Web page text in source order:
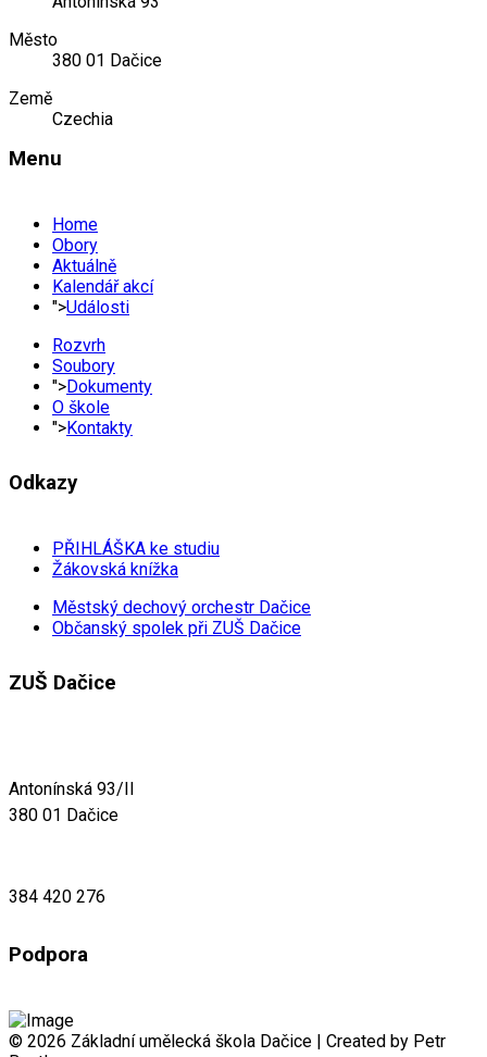
Město
380 01 Dačice
Země
Czechia
Menu
Home
Obory
Aktuálně
Kalendář akcí
">Události
Rozvrh
Soubory
">Dokumenty
O škole
">Kontakty
Odkazy
PŘIHLÁŠKA ke studiu
Žákovská knížka
Městský dechový orchestr Dačice
Občanský spolek při ZUŠ Dačice
ZUŠ Dačice
Antonínská 93/II
380 01 Dačice
384 420 276
Podpora
© 2026 Základní umělecká škola Dačice | Created by Petr